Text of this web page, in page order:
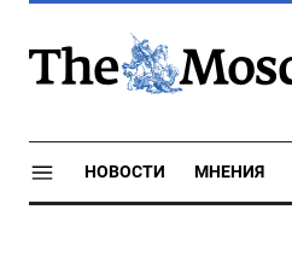
НОВОСТИ МНЕНИЯ